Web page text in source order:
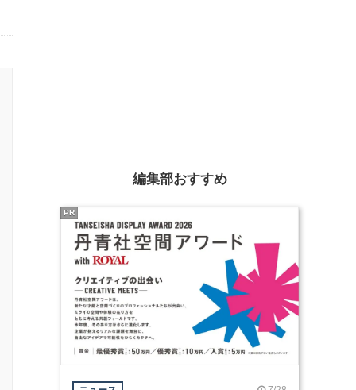
編集部おすすめ
PR